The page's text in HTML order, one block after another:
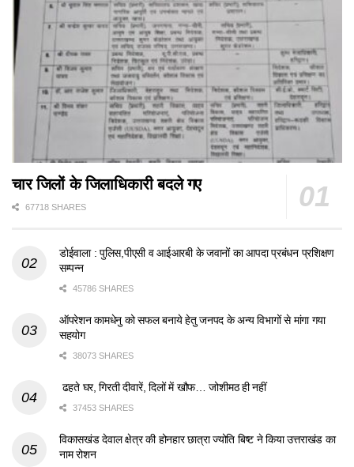
चार जिलों के जिलाधिकारी बदले गए
67718 SHARES
डोईवाला : पुलिस,पीएसी व आईआरबी के जवानों का आपदा प्रबंधन प्रशिक्षण
सम्पन्न
45786 SHARES
ऑपरेशन कामधेनु को सफल बनाये हेतु जनपद के अन्य विभागों से मांगा गया
सहयोग
38073 SHARES
ढहते घर, गिरती दीवारें, दिलों में खौफ… जोशीमठ ही नहीं
37453 SHARES
विकासखंड देवाल क्षेत्र की होनहार छात्रा ज्योति बिष्ट ने किया उत्तराखंड का
नाम रोशन